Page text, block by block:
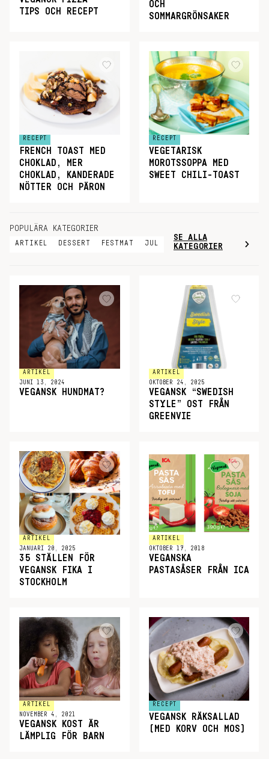
TIPS OCH RECEPT
OCH
SOMMARGRÖNSAKER
RECEPT
FRENCH TOAST MED
CHOKLAD, MER
CHOKLAD, KANDERADE
NÖTTER OCH PÄRON
RECEPT
VEGETARISK
MOROTSSOPPA MED
SWEET CHILI-TOAST
POPULÄRA KATEGORIER
ARTIKEL DESSERT FESTMAT JUL
SE ALLA
KATEGORIER
ARTIKEL
JUNI 13, 2024
VEGANSK HUNDMAT?
ARTIKEL
OKTOBER 24, 2025
VEGANSK “SWEDISH
STYLE” OST FRÅN
GREENVIE
ARTIKEL
JANUARI 20, 2025
35 STÄLLEN FÖR
VEGANSK FIKA I
STOCKHOLM
ARTIKEL
OKTOBER 17, 2018
VEGANSKA
PASTASÅSER FRÅN ICA
ARTIKEL
NOVEMBER 4, 2021
VEGANSK KOST ÄR
LÄMPLIG FÖR BARN
RECEPT
VEGANSK RÄKSALLAD
(MED KORV OCH MOS)